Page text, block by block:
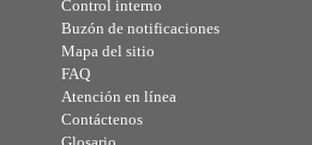
Control interno
Buzón de notificaciones
Mapa del sitio
FAQ
Atención en línea
Contáctenos